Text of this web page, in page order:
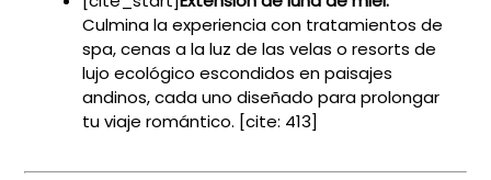
Culmina la experiencia con tratamientos de
spa, cenas a la luz de las velas o resorts de
lujo ecológico escondidos en paisajes
andinos, cada uno diseñado para prolongar
tu viaje romántico. [cite: 413]